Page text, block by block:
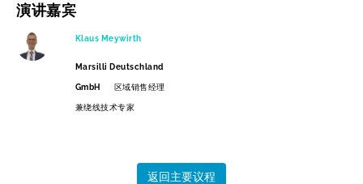
演讲嘉宾
Klaus Meywirth
Marsilli Deutschland
GmbH 区域销售经理
兼绕线技术专家
返回主要议程